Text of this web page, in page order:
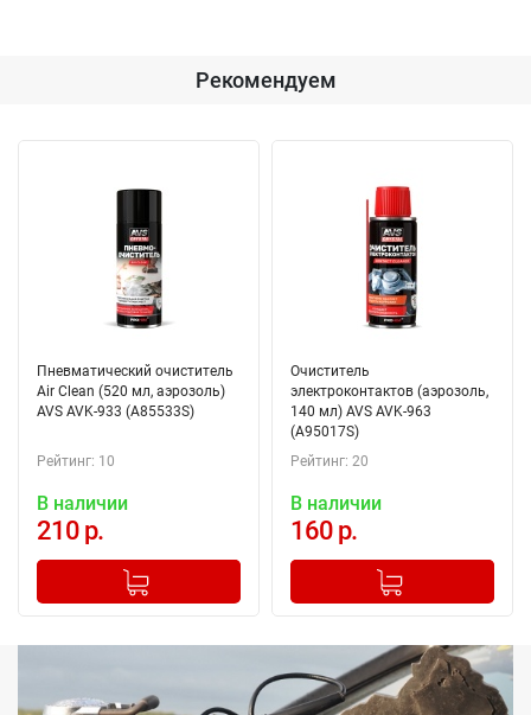
Рекомендуем
Пневматический очиститель
Air Clean (520 мл, аэрозоль)
AVS AVK-933 (A85533S)
Рейтинг: 10
В наличии
210 р.
+
Добавлено в корзину
Очиститель
электроконтактов (аэрозоль,
140 мл) AVS AVK-963
(A95017S)
Рейтинг: 20
В наличии
160 р.
+
Добавлено в корзину